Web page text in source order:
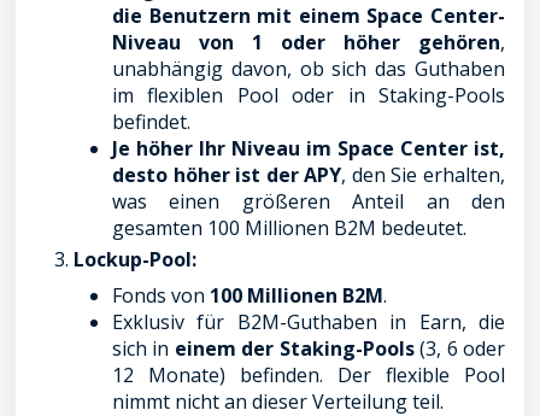
die Benutzern mit einem Space Center-
Niveau von 1 oder höher gehören,
unabhängig davon, ob sich das Guthaben
im flexiblen Pool oder in Staking-Pools
befindet.
Je höher Ihr Niveau im Space Center ist,
desto höher ist der APY, den Sie erhalten,
was einen größeren Anteil an den
gesamten 100 Millionen B2M bedeutet.
Lockup-Pool:
Fonds von 100 Millionen B2M.
Exklusiv für B2M-Guthaben in Earn, die
sich in einem der Staking-Pools(3, 6 oder
12 Monate) befinden. Der flexible Pool
nimmt nicht an dieser Verteilung teil.